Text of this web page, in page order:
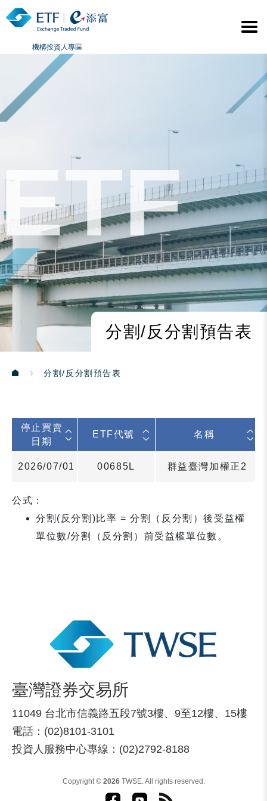
機構投資人專區
ETF
分割/反分割預告表
分割/反分割預告表
停止買賣
日期
ETF代號 名稱
2026/07/01 00685L 群益臺灣加權正2
公式：
分割(反分割)比率 = 分割（反分割）後受益權
單位數/分割（反分割）前受益權單位數。
臺灣證券交易所
11049 台北市信義路五段7號3樓、9至12樓、15樓
電話：(02)8101-3101
投資人服務中心專線：(02)2792-8188
Copyright © 2026TWSE. All rights reserved.